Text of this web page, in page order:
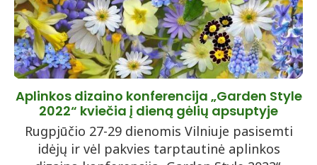
Aplinkos dizaino konferencija „Garden Style
2022“ kviečia į dieną gėlių apsuptyje
Rugpjūčio 27-29 dienomis Vilniuje pasisemti
idėjų ir vėl pakvies tarptautinė aplinkos